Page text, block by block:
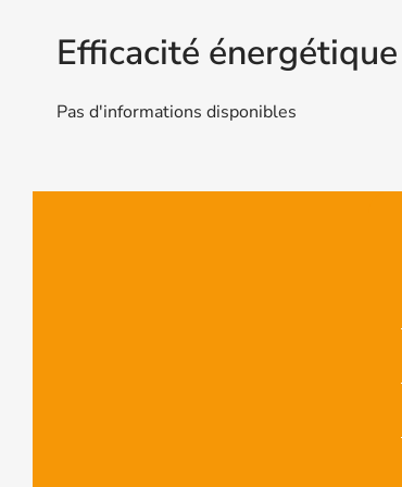
Efficacité énergétique
Pas d'informations disponibles